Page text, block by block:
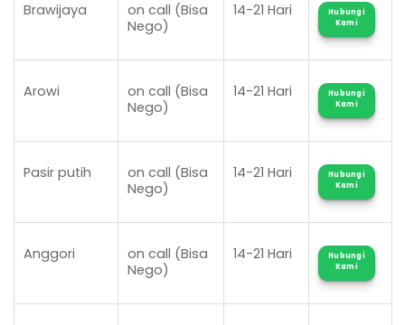
Brawijaya
on call (Bisa
Nego)
14-21 Hari
Hubungi
Kami
Arowi
on call (Bisa
Nego)
14-21 Hari
Hubungi
Kami
Pasir putih
on call (Bisa
Nego)
14-21 Hari
Hubungi
Kami
Anggori
on call (Bisa
Nego)
14-21 Hari
Hubungi
Kami